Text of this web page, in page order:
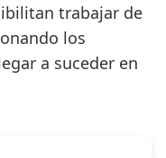
trabajar de
los
a suceder en